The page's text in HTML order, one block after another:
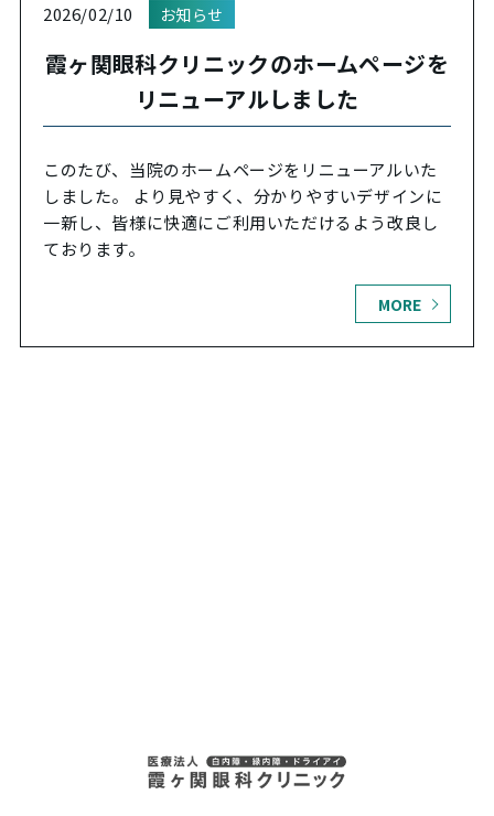
2026/02/10 お知らせ
霞ヶ関眼科クリニックのホームページを
リニューアルしました
このたび、当院のホームページをリニューアルいた
しました。 より見やすく、分かりやすいデザインに
一新し、皆様に快適にご利用いただけるよう改良し
ております。
MORE